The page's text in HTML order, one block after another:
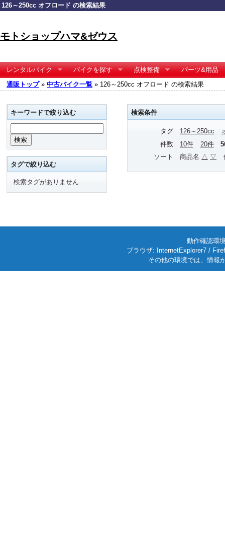
126～250cc オフロード の検索結果
モトショップハマ&ゼウス
レンタルバイク バイクを探す 点検整備
パーツ&用品
通販トップ» 中古バイク一覧 » 126～250cc オフロード の検索結果
検索条件
タグ 126～250cc
件数
10件 20件
ソート
商品名 △ ▽
キーワードで絞り込む
タグで絞り込む
検索タグがありません
動作確認環
ブラウザ: InternetExplorer7 /
その他の環境では、情報